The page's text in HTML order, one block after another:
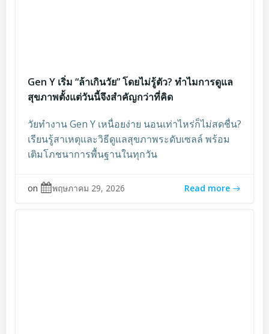
Gen Y เริ่ม “ล้าเกินวัย” โดยไม่รู้ตัว? ทำไมการดูแล
สุขภาพตั้งแต่วันนี้จึงสำคัญกว่าที่คิด
วัยทำงาน Gen Y เหนื่อยง่าย นอนเท่าไหร่ก็ไม่สดชื่น?
เรียนรู้สาเหตุและวิธีดูแลสุขภาพระดับเซลล์ พร้อม
เติมโภชนาการพื้นฐานในทุกวัน
on พฤษภาคม 29, 2026 Read more